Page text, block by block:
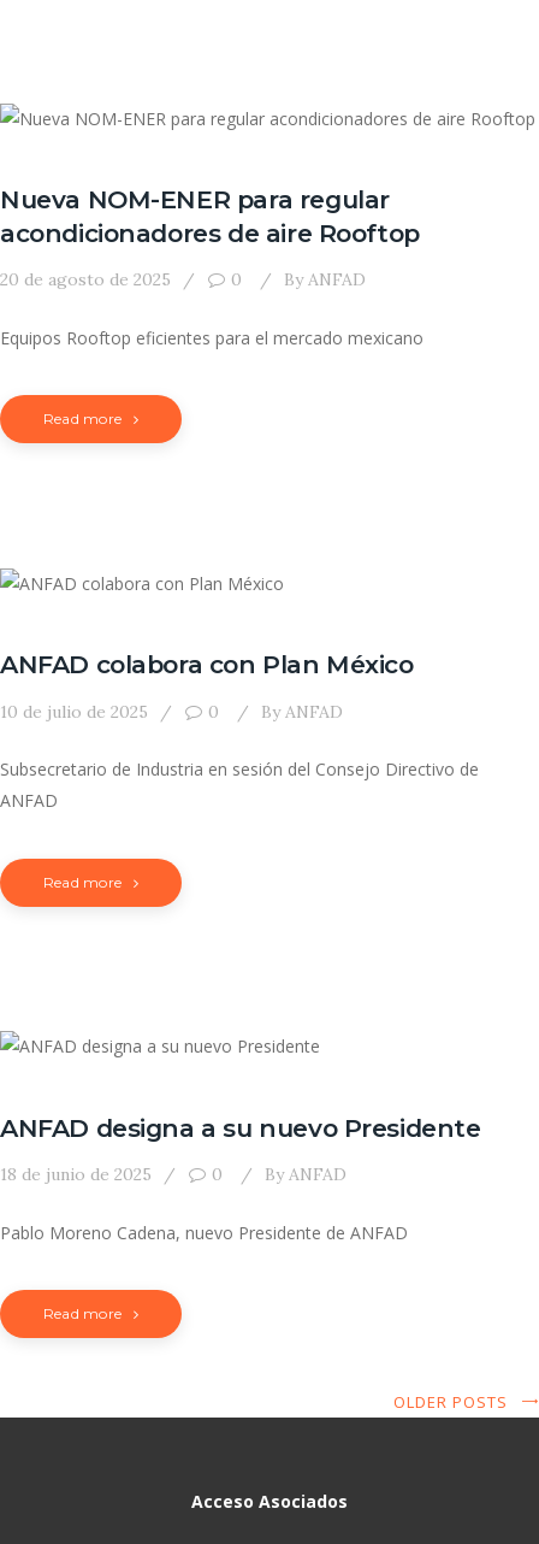
Nueva NOM-ENER para regular
acondicionadores de aire Rooftop
20 de agosto de 2025 0 ByANFAD
Equipos Rooftop eficientes para el mercado mexicano
Read more
ANFAD colabora con Plan México
10 de julio de 2025 0 By ANFAD
Subsecretario de Industria en sesión del Consejo Directivo de
ANFAD
Read more
ANFAD designa a su nuevo Presidente
18 de junio de 2025 0 ByANFAD
Pablo Moreno Cadena, nuevo Presidente de ANFAD
Read more
OLDER POSTS
Acceso Asociados